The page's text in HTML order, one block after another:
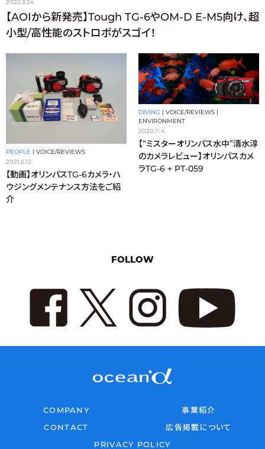
2022.3.24
【AOIから新発売】Tough TG-6やOM-D E-M5向け、超
小型/高性能のストロボがスゴイ！
PEOPLE
VOICE/REVIEWS
2021.6.12
【動画】オリンパスTG-6カメラ・ハ
ウジングメンテナンス方法をご紹
介
DIVING | VOICE/REVIEWS |
ENVIRONMENT
2020.11.4
【“ミスターオリンパス水中”清水淳
のカメラレビュー】オリンパスカメ
ラTG-6 + PT-059
FOLLOW
COMPANY
事業紹介
CONTACT
広告掲載について
PRIVACY POLICY